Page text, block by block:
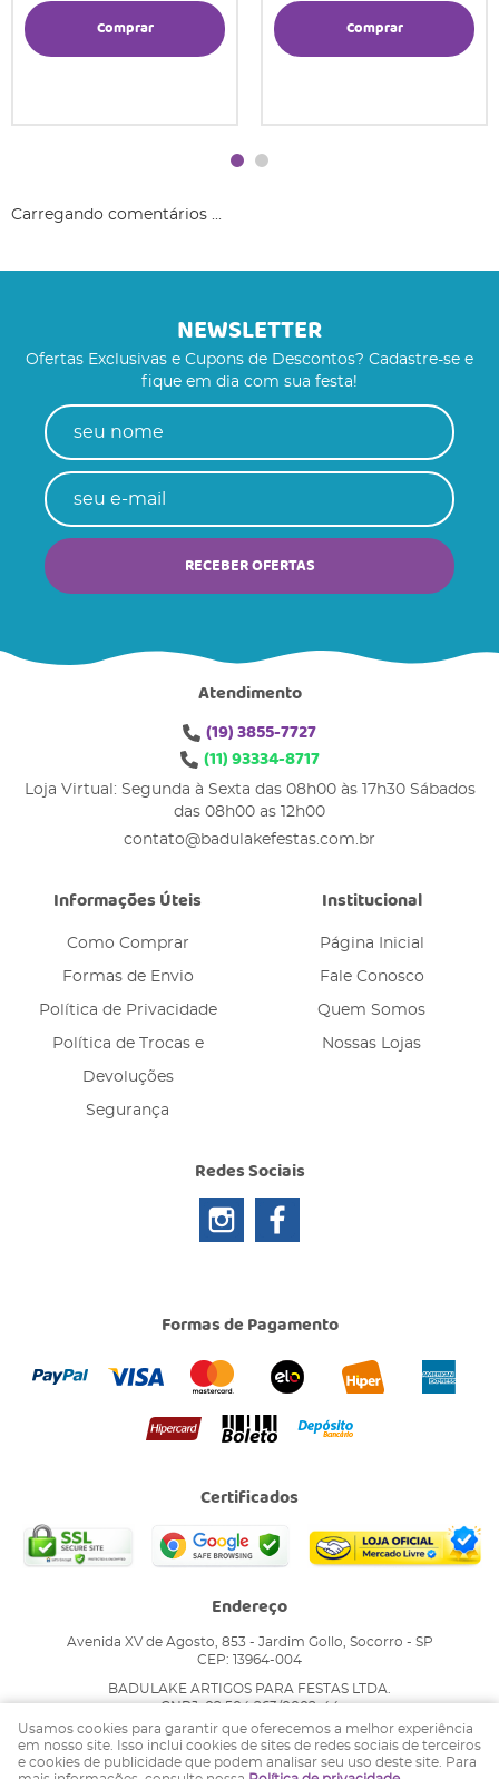
Comprar Comprar
Carregando comentários ...
NEWSLETTER
Ofertas Exclusivas e Cupons de Descontos? Cadastre-se e
fique em dia com sua festa!
RECEBER OFERTAS
Atendimento
(19)3855-7727
(11)93334-8717
Loja Virtual: Segunda à Sexta das 08h00 às 17h30 Sábados
das 08h00 as 12h00
contato@badulakefestas.com.br
Informações Úteis
Como Comprar
Formas de Envio
Política de Privacidade
Política de Trocas e
Devoluções
Segurança
Institucional
Página Inicial
Fale Conosco
Quem Somos
Nossas Lojas
Redes Sociais
Formas de Pagamento
Certificados
Endereço
Avenida XV de Agosto, 853- Jardim Gollo, Socorro - SP
CEP: 13964-004
BADULAKE ARTIGOS PARA FESTAS LTDA.
CNPJ: 02.504.263/0002-44
LOJA VIRTUAL CRIADA POR
Usamos cookies para garantir que oferecemos a melhor experiência
em nosso site. Isso inclui cookies de sites de redes sociais de terceiros
e cookies de publicidade que podem analisar seu uso deste site. Para